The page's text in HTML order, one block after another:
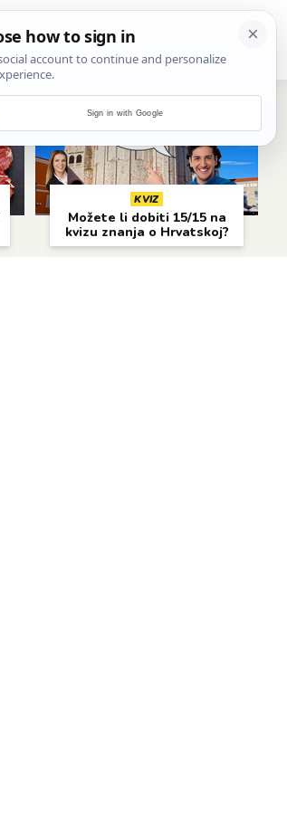
woot?!
KVIZ
Možete li dobiti 15/15 na
kvizu znanja o Hrvatskoj?
Sign in with Google